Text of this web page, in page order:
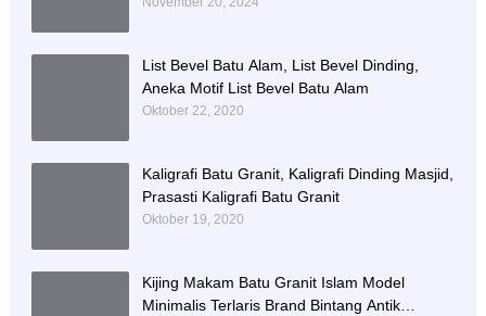
List Bevel Batu Alam, List Bevel Dinding,
Aneka Motif List Bevel Batu Alam
Oktober 22, 2020
Kaligrafi Batu Granit, Kaligrafi Dinding Masjid,
Prasasti Kaligrafi Batu Granit
Oktober 19, 2020
Kijing Makam Batu Granit Islam Model
Minimalis Terlaris Brand Bintang Antik